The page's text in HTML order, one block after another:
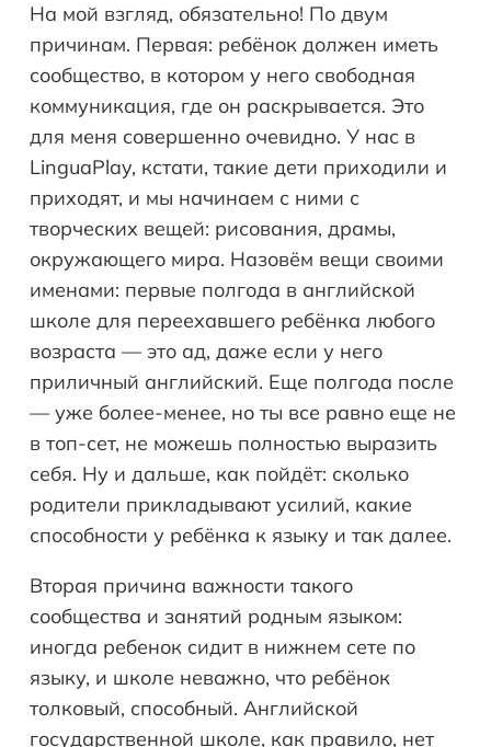
На мой взгляд, обязательно! По двум
причинам. Первая: ребёнок должен иметь
сообщество, в котором у него свободная
коммуникация, где он раскрывается. Это
для меня совершенно очевидно. У нас в
LinguaPlay, кстати, такие дети приходили и
приходят, и мы начинаем с ними с
творческих вещей: рисования, драмы,
окружающего мира. Назовём вещи своими
именами: первые полгода в английской
школе для переехавшего ребёнка любого
возраста — это ад, даже если у него
приличный английский. Еще полгода после
— уже более-менее, но ты все равно еще не
в топ-сет, не можешь полностью выразить
себя. Ну и дальше, как пойдёт: сколько
родители прикладывают усилий, какие
способности у ребёнка к языку и так далее.
Вторая причина важности такого
сообщества и занятий родным языком:
иногда ребенок сидит в нижнем сете по
языку, и школе неважно, что ребёнок
толковый, способный. Английской
государственной школе, как правило, нет